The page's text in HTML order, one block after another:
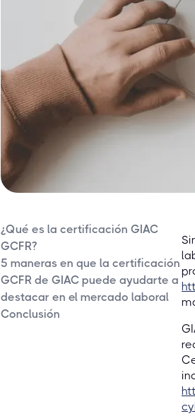
¿Qué es la certificación GIAC
GCFR?
5 maneras en que la certificación
GCFR de GIAC puede ayudarte a
destacar en el mercado laboral
Conclusión